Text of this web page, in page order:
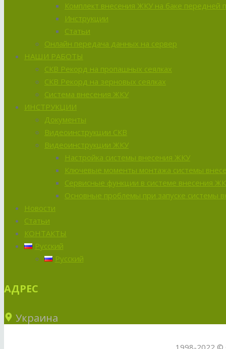
Комплект внесения ЖКУ на баке передней
Инструкции
Статьи
Онлайн передача данных на сервер
НАШИ РАБОТЫ
СКВ Рекорд на пропашных сеялках
СКВ Рекорд на зерновых сеялках
Система внесения ЖКУ
ИНСТРУКЦИИ
Документы
Видеоинструкции СКВ
Видеоинструкции ЖКУ
Настройка системы внесения ЖКУ
Ключевые моменты монтажа системы
Сервисные функции в системе внесения
Основные проблемы при запуске системы
Новости
Статьи
КОНТАКТЫ
Русский
Русский
АДРЕС
Украина